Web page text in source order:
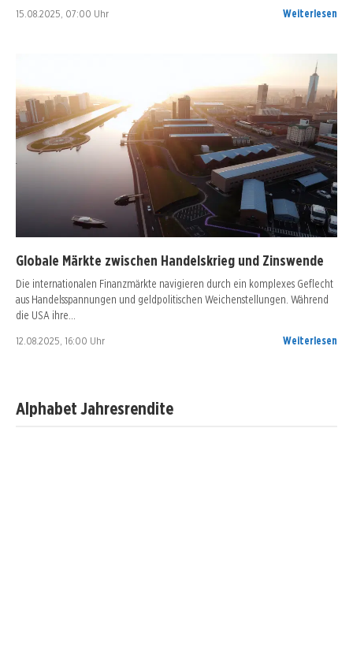
15.08.2025, 07:00 Uhr Weiterlesen
Globale Märkte zwischen Handelskrieg und Zinswende
Die internationalen Finanzmärkte navigieren durch ein komplexes Geflecht
aus Handelsspannungen und geldpolitischen Weichenstellungen. Während
die USA ihre…
12.08.2025, 16:00 Uhr Weiterlesen
Alphabet Jahresrendite